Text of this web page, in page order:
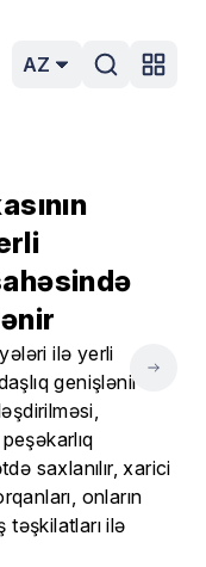
AZ
saxlanılır, xarici
onların
təşkilatları ilə